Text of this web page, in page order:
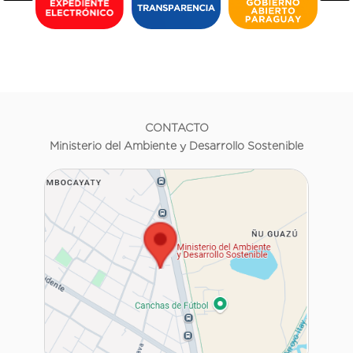
CONTACTO
Ministerio del Ambiente y Desarrollo Sostenible